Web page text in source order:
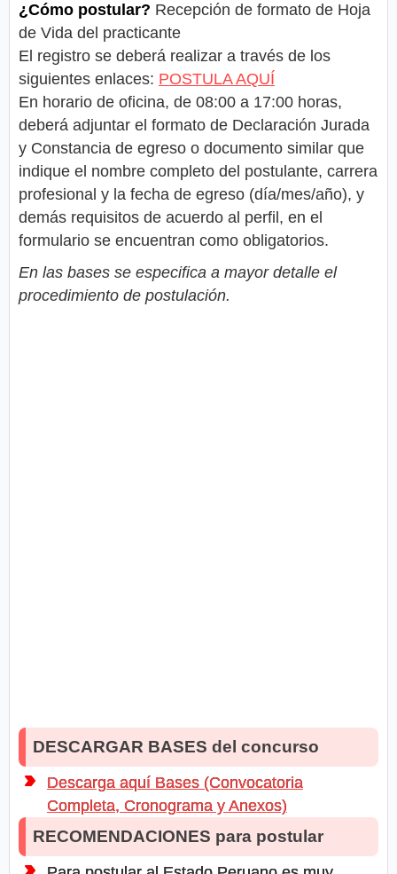
¿Cómo postular? Recepción de formato de Hoja
de Vida del practicante
El registro se deberá realizar a través de los
siguientes enlaces: POSTULA AQUÍ
En horario de oficina, de 08:00 a 17:00 horas,
deberá adjuntar el formato de Declaración Jurada
y Constancia de egreso o documento similar que
indique el nombre completo del postulante, carrera
profesional y la fecha de egreso (día/mes/año), y
demás requisitos de acuerdo al perfil, en el
formulario se encuentran como obligatorios.
En las bases se especifica a mayor detalle el
procedimiento de postulación.
DESCARGAR BASES del concurso
Descarga aquí Bases (Convocatoria
Completa, Cronograma y Anexos)
RECOMENDACIONES para postular